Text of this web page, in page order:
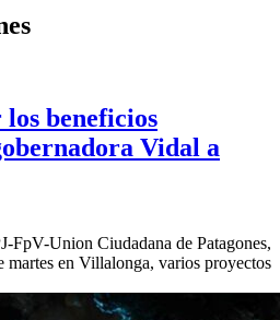
beneficios
Vidal a
FpV-Union Ciudadana de Patagones,
martes en Villalonga, varios proyectos